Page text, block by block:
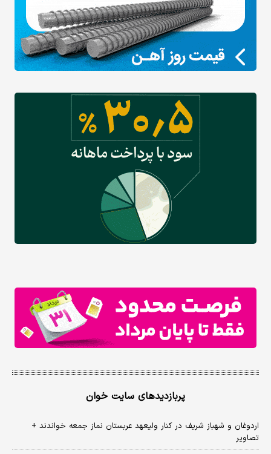
پربازدیدهای سایت خوان
اردوغان و شهباز شریف در کنار ولیعهد عربستان نماز جمعه خواندند +
تصاویر